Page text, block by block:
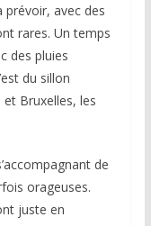
avec des
rares. Un temps
des pluies
du sillon
Bruxelles, les
de
orageuses.
juste en